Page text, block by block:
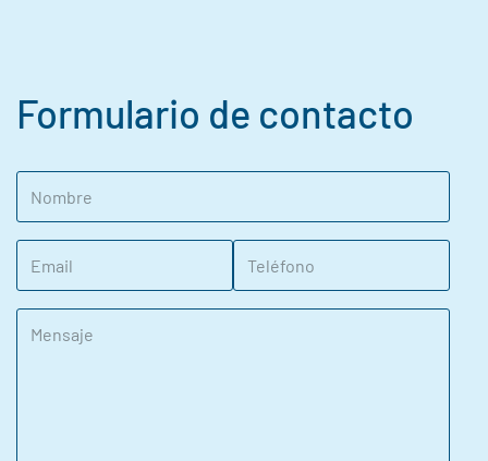
Formulario de contacto